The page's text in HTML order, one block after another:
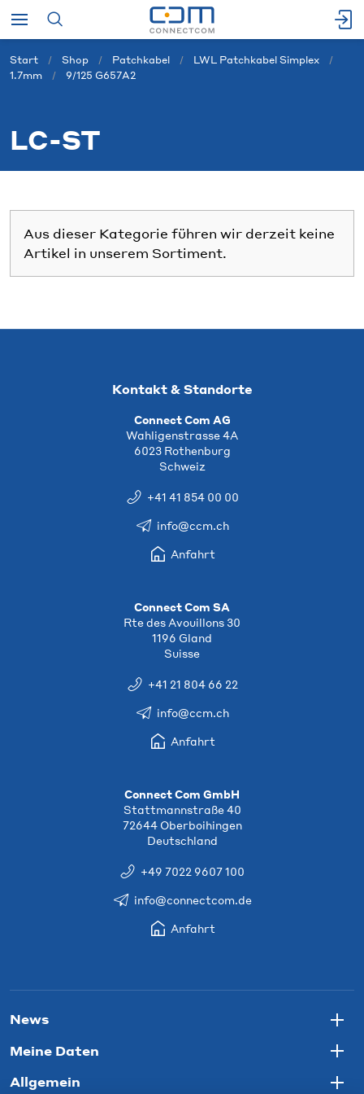
Start Shop Patchkabel
LWL Patchkabel Simplex
1.7mm
9/125 G657A2
LC-ST
Aus dieser Kategorie führen wir derzeit keine
Artikel in unserem Sortiment.
Kontakt & Standorte
Connect Com AG
Wahligenstrasse 4A
6023 Rothenburg
Schweiz
+41 41 854 00 00
info@ccm.ch
Anfahrt
Connect Com SA
Rte des Avouillons 30
1196 Gland
Suisse
+41 21 804 66 22
info@ccm.ch
Anfahrt
Connect Com GmbH
Stattmannstraße 40
72644 Oberboihingen
Deutschland
+49 7022 9607 100
info@connectcom.de
Anfahrt
News
Meine Daten
Allgemein